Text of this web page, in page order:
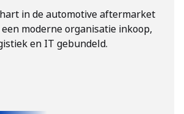
in de automotive aftermarket
moderne organisatie inkoop,
en IT gebundeld.